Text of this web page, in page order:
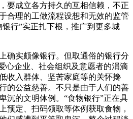
要成立各方持久的互相信赖，不正
合理的工做流程设想和无效的监管
行”实正扎下根，推广到更多城
实颇像银行。但取通俗的银行分
心企业、社会组织及意愿者的涓滴
收入群体、坚苦家庭等的关怀搀
的公益慈善。不只是由于人们的善
沉的文明体例。“食物银行”正在具
预定、扫码领取等体例获取食物，